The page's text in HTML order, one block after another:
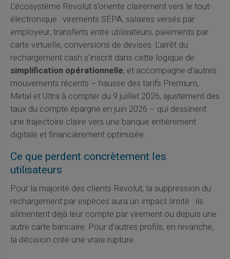
L'écosystème Revolut s'oriente clairement vers le tout-
électronique : virements SEPA, salaires versés par
employeur, transferts entre utilisateurs, paiements par
carte virtuelle, conversions de devises. L'arrêt du
rechargement cash s'inscrit dans cette logique de
simplification opérationnelle, et accompagne d'autres
mouvements récents – hausse des tarifs Premium,
Metal et Ultra à compter du 9 juillet 2026, ajustement des
taux du compte épargne en juin 2026 – qui dessinent
une trajectoire claire vers une banque entièrement
digitale et financièrement optimisée.
Ce que perdent concrètement les
utilisateurs
Pour la majorité des clients Revolut, la suppression du
rechargement par espèces aura un impact limité : ils
alimentent déjà leur compte par virement ou depuis une
autre carte bancaire. Pour d'autres profils, en revanche,
la décision crée une vraie rupture.